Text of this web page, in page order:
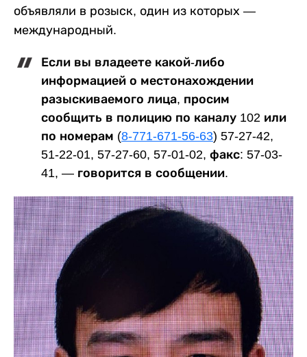
объявляли в розыск, один из которых —
международный.
Если вы владеете какой-либо
информацией о местонахождении
разыскиваемого лица, просим
сообщить в полицию по каналу 102 или
по номерам (8-771-671-56-63) 57-27-42,
51-22-01, 57-27-60, 57-01-02, факс: 57-03-
41, — говорится в сообщении.